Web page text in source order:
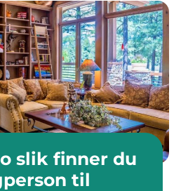
til